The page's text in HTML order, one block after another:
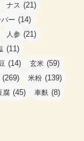
ナス (21)
ー (14)
人参 (21)
(11)
(14) 玄米 (59)
(269) 米粉 (139)
腐 (45) 車麩 (8)